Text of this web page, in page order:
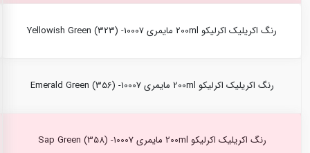
رنگ اکریلیک اکرلیکو 200ml مایمری Yellowish Green (323) -10007
رنگ اکریلیک اکرلیکو 200ml مایمری Emerald Green (356) -10007
رنگ اکریلیک اکرلیکو 200ml مایمری Sap Green (358) -10007